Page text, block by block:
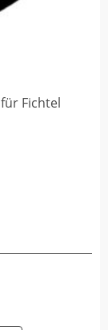
Fichtel